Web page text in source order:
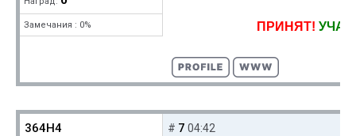
Замечания : 0% ПРИНЯТ!
364H4 # 7 04:42